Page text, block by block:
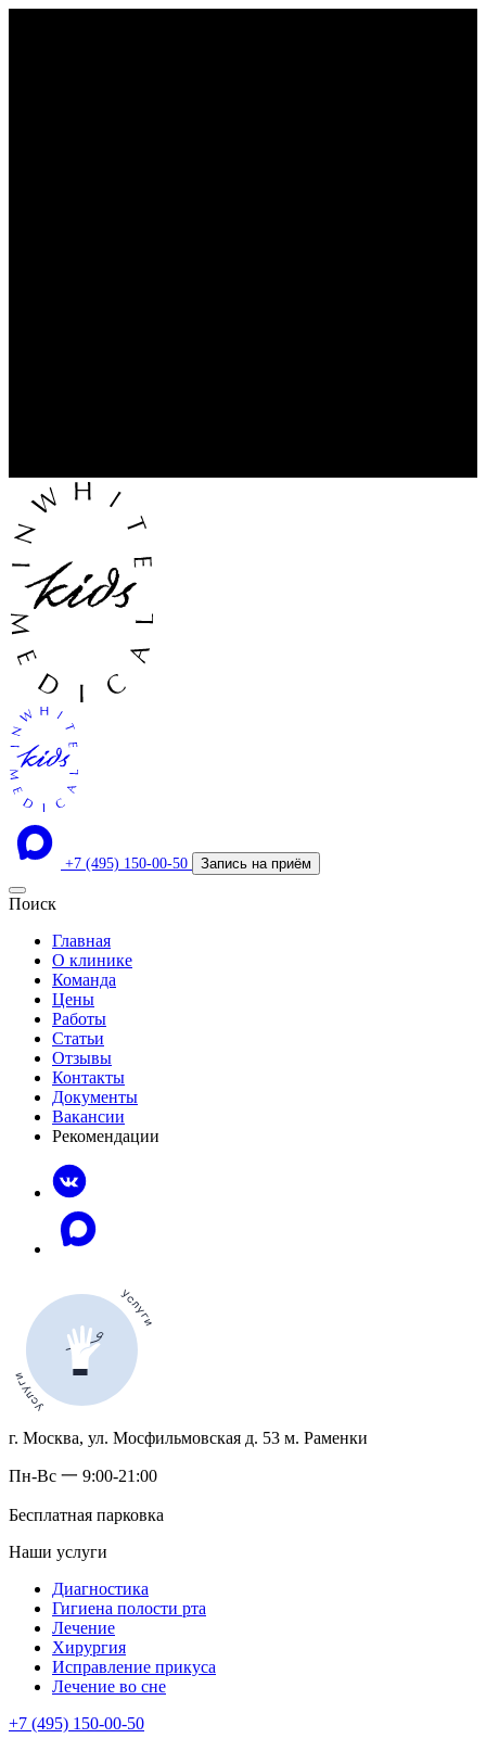
+7 (495) 150-00-50 Запись на приём
Поиск
Главная
О клинике
Команда
Цены
Работы
Статьи
Отзывы
Контакты
Документы
Вакансии
Рекомендации
г. Москва, ул. Мосфильмовская д. 53 м. Раменки
Пн-Вс 一 9:00-21:00
Бесплатная парковка
Наши услуги
Диагностика
Гигиена полости рта
Лечение
Хирургия
Исправление прикуса
Лечение во сне
+7 (495) 150-00-50